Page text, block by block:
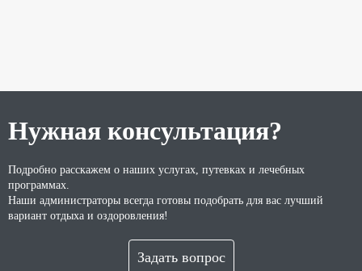
Нужная консультация?
Подробно расскажем о наших услугах, путевках и лечебных
программах.
Наши администраторы всегда готовы подобрать для вас лучший
вариант отдыха и оздоровления!
Задать вопрос